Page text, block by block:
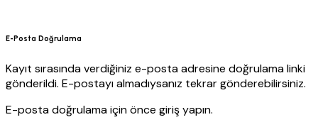
E-Posta Doğrulama
Kayıt sırasında verdiğiniz e-posta adresine doğrulama linki
gönderildi. E-postayı almadıysanız tekrar gönderebilirsiniz.
E-posta doğrulama için önce giriş yapın.